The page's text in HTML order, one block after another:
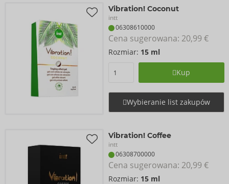
Vibration! Coconut
intt
06308610000
Cena sugerowana: 20,99 €
Rozmiar: 15 ml
Kup
Wybieranie list zakupów
Vibration! Coffee
intt
06308700000
Cena sugerowana: 20,99 €
Rozmiar: 15 ml